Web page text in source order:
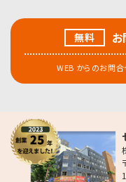
無料
WEB からのお問合